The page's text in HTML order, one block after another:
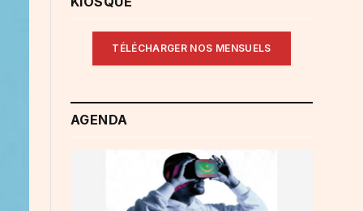
TÉLÉCHARGER NOS MENSUELS
AGENDA